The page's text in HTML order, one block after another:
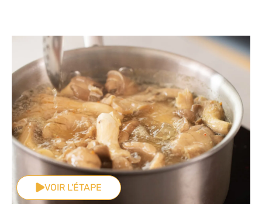
VOIR L'ÉTAPE